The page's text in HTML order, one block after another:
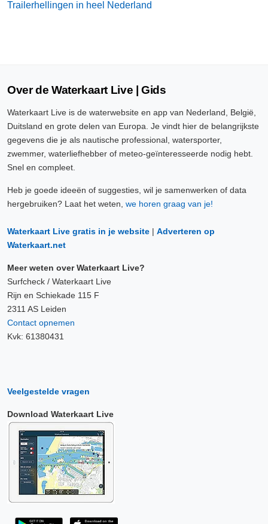
Trailerhellingen in heel Nederland
Over de Waterkaart Live | Gids
Waterkaart Live is de waterwebsite en app van Nederland, België,
Duitsland en grote delen van Europa. Je vindt hier de belangrijkste
gegevens die je als nautische professional, watersporter,
zwemmer, waterliefhebber of meteo-geïnteresseerde nodig hebt.
Snel en compleet.
Heb je goede ideeën of suggesties, wil je samenwerken of data
hergebruiken? Laat het weten, we horen graag van je!
Waterkaart Live gratis in je website | Adverteren op
Waterkaart.net
Meer weten over Waterkaart Live?
Surfcheck / Waterkaart Live
Rijn en Schiekade 115 F
2311 AS Leiden
Contact opnemen
Kvk: 61380431
Veelgestelde vragen
Download Waterkaart Live